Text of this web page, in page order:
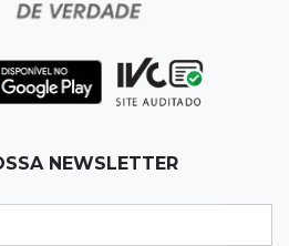
por 2 a 0 e sobe
NEWSLETTER